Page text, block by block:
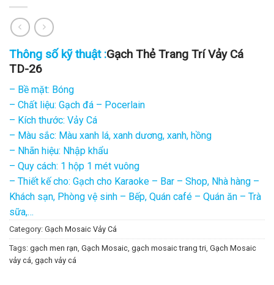
Thông số kỹ thuật :Gạch Thẻ Trang Trí Vảy Cá
TD-26
– Bề mặt: Bóng
– Chất liệu: Gạch đá – Pocerlain
– Kích thước: Vảy Cá
– Màu sắc: Màu xanh lá, xanh dương, xanh, hồng
– Nhãn hiệu: Nhập khẩu
– Quy cách: 1 hộp 1 mét vuông
– Thiết kế cho: Gạch cho Karaoke – Bar – Shop, Nhà hàng –
Khách sạn, Phòng vệ sinh – Bếp, Quán café – Quán ăn – Trà
sữa,…
Category: Gạch Mosaic Vảy Cá
Tags: gạch men rạn, Gạch Mosaic, gạch mosaic trang tri, Gạch Mosaic
vảy cá, gạch vảy cá